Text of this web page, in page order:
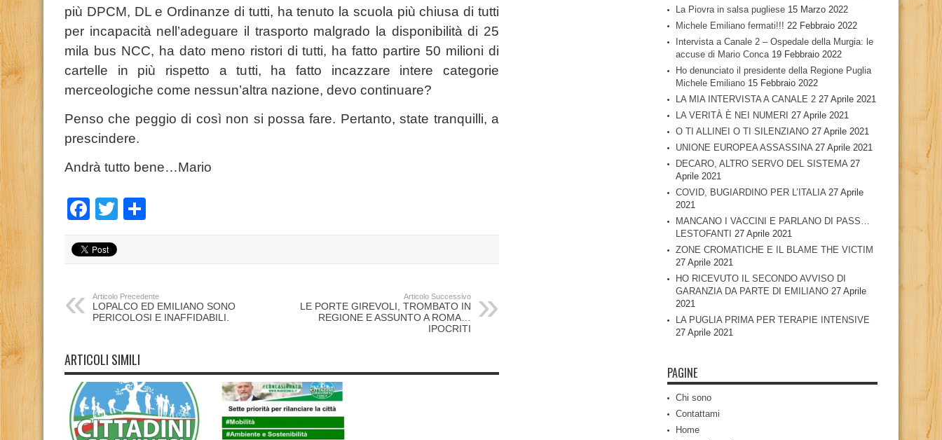
più DPCM, DL e Ordinanze di tutti, ha tenuto la scuola più chiusa di tutti
per incapacità nell’adeguare il trasporto malgrado la disponibilità di 25
mila bus NCC, ha dato meno ristori di tutti, ha fatto partire 50 milioni di
cartelle in più rispetto a tutti, ha fatto incazzare intere categorie
merceologiche come nessun’altra nazione, devo continuare?
Penso che peggio di così non si possa fare. Pertanto, state tranquilli, a
prescindere.
Andrà tutto bene…Mario
Facebook
Twitter
Articolo Precedente
LOPALCO ED EMILIANO SONO
PERICOLOSI E INAFFIDABILI.
Articolo Successivo
LE PORTE GIREVOLI, TROMBATO IN
REGIONE E ASSUNTO A ROMA…
IPOCRITI
ARTICOLI SIMILI
La Piovra in salsa pugliese 15 Marzo 2022
Michele Emiliano fermati!!! 22 Febbraio 2022
Intervista a Canale 2 – Ospedale della Murgia: le
accuse di Mario Conca 19 Febbraio 2022
Ho denunciato il presidente della Regione Puglia
Michele Emiliano 15 Febbraio 2022
LA MIA INTERVISTA A CANALE 2 27 Aprile 2021
LA VERITÀ È NEI NUMERI 27 Aprile 2021
O TI ALLINEI O TI SILENZIANO 27 Aprile 2021
UNIONE EUROPEA ASSASSINA 27 Aprile 2021
DECARO, ALTRO SERVO DEL SISTEMA 27
Aprile 2021
COVID, BUGIARDINO PER L’ITALIA 27 Aprile
2021
MANCANO I VACCINI E PARLANO DI PASS…
LESTOFANTI 27 Aprile 2021
ZONE CROMATICHE E IL BLAME THE VICTIM
27 Aprile 2021
HO RICEVUTO IL SECONDO AVVISO DI
GARANZIA DA PARTE DI EMILIANO 27 Aprile
2021
LA PUGLIA PRIMA PER TERAPIE INTENSIVE
27 Aprile 2021
PAGINE
Chi sono
Contattami
Home